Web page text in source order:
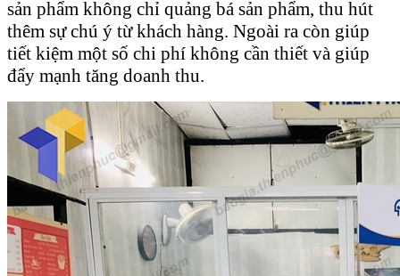
sản phẩm không chỉ quảng bá sản phẩm, thu hút
thêm sự chú ý từ khách hàng. Ngoài ra còn giúp
tiết kiệm một số chi phí không cần thiết và giúp
đẩy mạnh tăng doanh thu.